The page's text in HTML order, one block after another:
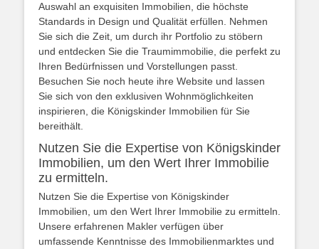
Auswahl an exquisiten Immobilien, die höchste
Standards in Design und Qualität erfüllen. Nehmen
Sie sich die Zeit, um durch ihr Portfolio zu stöbern
und entdecken Sie die Traumimmobilie, die perfekt zu
Ihren Bedürfnissen und Vorstellungen passt.
Besuchen Sie noch heute ihre Website und lassen
Sie sich von den exklusiven Wohnmöglichkeiten
inspirieren, die Königskinder Immobilien für Sie
bereithält.
Nutzen Sie die Expertise von Königskinder
Immobilien, um den Wert Ihrer Immobilie
zu ermitteln.
Nutzen Sie die Expertise von Königskinder
Immobilien, um den Wert Ihrer Immobilie zu ermitteln.
Unsere erfahrenen Makler verfügen über
umfassende Kenntnisse des Immobilienmarktes und